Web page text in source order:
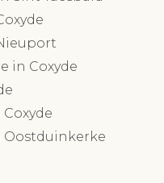
in Coxyde
Oostduinkerke